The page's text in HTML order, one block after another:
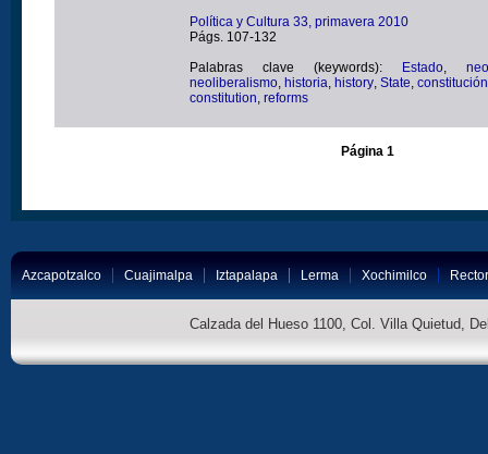
Política y Cultura 33, primavera 2010
Págs. 107-132
Palabras clave (keywords): Estado
neoliberalismo historia history State constitución
constitution reforms
Página 1
Azcapotzalco Cuajimalpa Iztapalapa Lerma Xochimilco
Calzada del Hueso 1100, Col. Villa Quietud,